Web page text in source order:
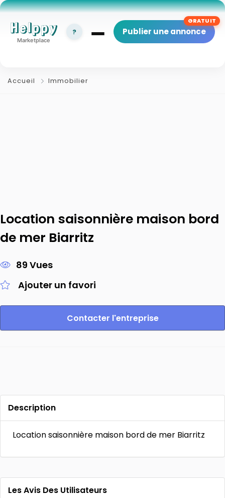
Helppy
Marketplace
? Publier une annonce
Accueil Immobilier
Location saisonnière maison bord
de mer Biarritz
89 Vues
Ajouter un favori
Contacter l'entreprise
Description
Location saisonnière maison bord de mer Biarritz
Les Avis Des Utilisateurs